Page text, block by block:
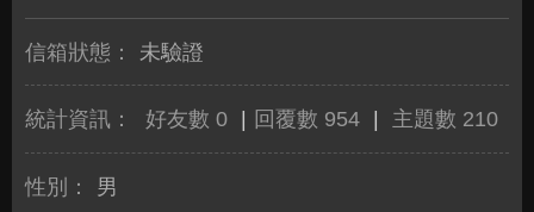
信箱狀態： 未驗證
統計資訊： 好友數 0 回覆數 954 主題數 210
性別：
男